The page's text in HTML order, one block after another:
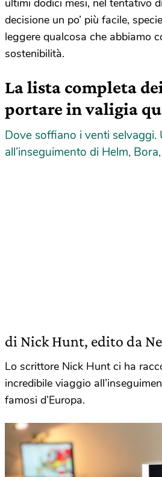
ultimi dodici mesi, nel tentativo
decisione un po’ più facile,
leggere qualcosa che abbiamo
sostenibilità.
La lista completa
portare in valigia
Dove soffiano i venti selvaggi.
all’inseguimento di Helm,
di Nick Hunt, edito da
Lo scrittore Nick Hunt ci ha
incredibile viaggio
famosi d’Europa.